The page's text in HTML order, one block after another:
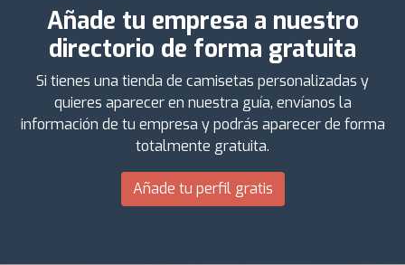
Añade tu empresa a nuestro
directorio de forma gratuita
Si tienes una tienda de camisetas personalizadas y
quieres aparecer en nuestra guía, envíanos la
información de tu empresa y podrás aparecer de forma
totalmente gratuita.
Añade tu perfil gratis